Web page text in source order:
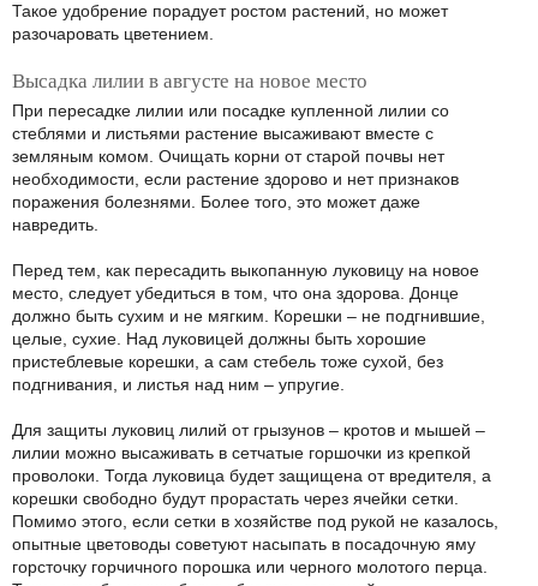
Такое удобрение порадует ростом растений, но может
разочаровать цветением.
Высадка лилии в августе на новое место
При пересадке лилии или посадке купленной лилии со
стеблями и листьями растение высаживают вместе с
земляным комом. Очищать корни от старой почвы нет
необходимости, если растение здорово и нет признаков
поражения болезнями. Более того, это может даже
навредить.
Перед тем, как пересадить выкопанную луковицу на новое
место, следует убедиться в том, что она здорова. Донце
должно быть сухим и не мягким. Корешки – не подгнившие,
целые, сухие. Над луковицей должны быть хорошие
пристеблевые корешки, а сам стебель тоже сухой, без
подгнивания, и листья над ним – упругие.
Для защиты луковиц лилий от грызунов – кротов и мышей –
лилии можно высаживать в сетчатые горшочки из крепкой
проволоки. Тогда луковица будет защищена от вредителя, а
корешки свободно будут прорастать через ячейки сетки.
Помимо этого, если сетки в хозяйстве под рукой не казалось,
опытные цветоводы советуют насыпать в посадочную яму
горсточку горчичного порошка или черного молотого перца.